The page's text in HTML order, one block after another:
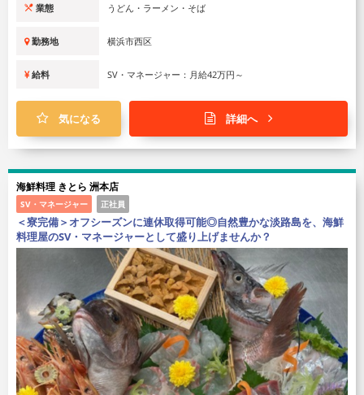
業態 うどん・ラーメン・そば
勤務地 横浜市西区
給料 SV・マネージャー：月給42万円～
気になる 詳細へ
海鮮料理 きとら 洲本店
SV・マネージャー 正社員
＜寮完備＞オフシーズンに連休取得可能◎自然豊かな淡路島を、海鮮
料理屋のSV・マネージャーとして盛り上げませんか？